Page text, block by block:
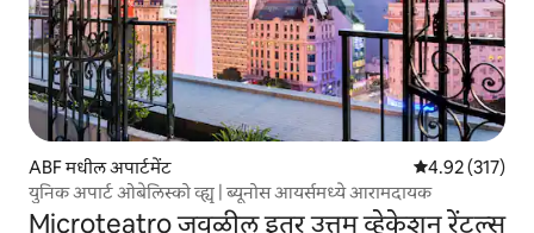
ABF मधील अपार्टमेंट 5 पैकी 4.92
4.92 (317)
युनिक अपार्ट ओबेलिस्को व्ह्यू | ब्यूनोस आयर्समध्ये आरामदायक
Microteatro जवळील इतर उत्तम व्हेकेशन रेंटल्स